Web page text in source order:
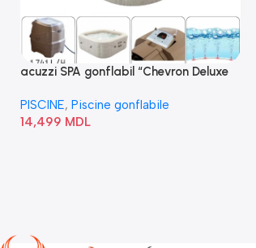
acuzzi SPA gonflabil “Chevron Deluxe
PISCINE, Piscine gonflabile
14,499 MDL